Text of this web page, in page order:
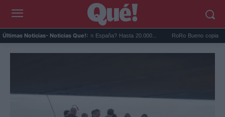
Últimas Noticias- Noticias Que!:
gana un influencer en España? Hasta 20.000... RoRo Bueno copia estilo: